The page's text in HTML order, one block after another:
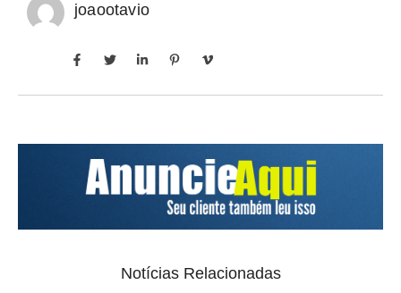
joaootavio
Notícias Relacionadas